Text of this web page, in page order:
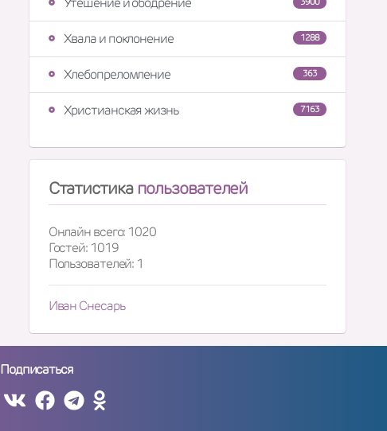
1288
Хвала и поклонение
363
Хлебопреломление
7163
Христианская жизнь
Статистика пользователей
Онлайн всего: 1020
Гостей: 1019
Пользователей: 1
Иван Снесарь
Подписаться